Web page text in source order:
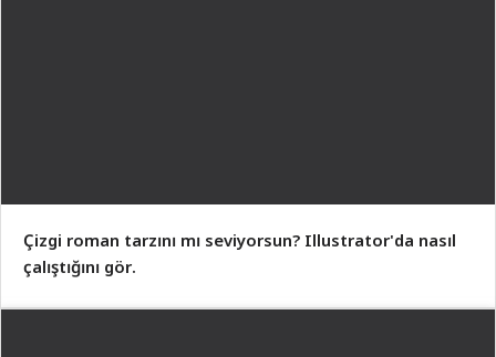
Çizgi roman tarzını mı seviyorsun? Illustrator'da nasıl
çalıştığını gör.